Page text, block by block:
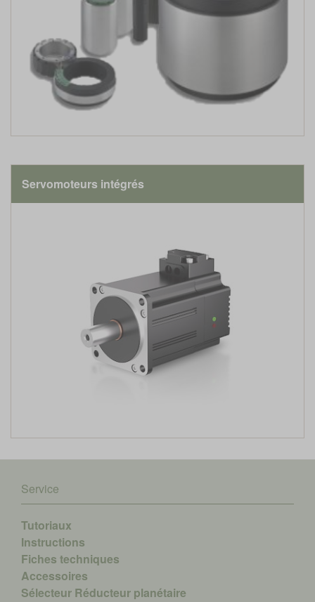
Servomoteurs intégrés
Service
Tutoriaux
Instructions
Fiches techniques
Accessoires
Sélecteur Réducteur planétaire